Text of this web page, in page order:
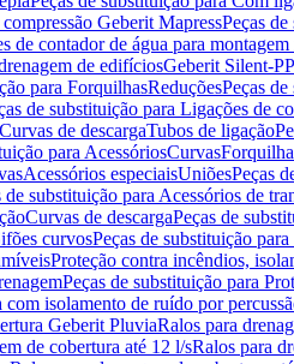
Geberit MapressPeças
de contador de água para
de edifíciosGeberit Silent-PP
para ForquilhasReduçõesPeças
de substituição para Ligações de
de descargaTubos de ligação
para AcessóriosCurvas
Acessórios especiaisUniõesPeças
de substituição para Acessórios de
Curvas de descargaPeças de
curvosPeças de substituição
Proteção contra incêndios,
Peças de substituição para
com isolamento de ruído por
Geberit PluviaRalos para
de cobertura até 12 l/sRalos para